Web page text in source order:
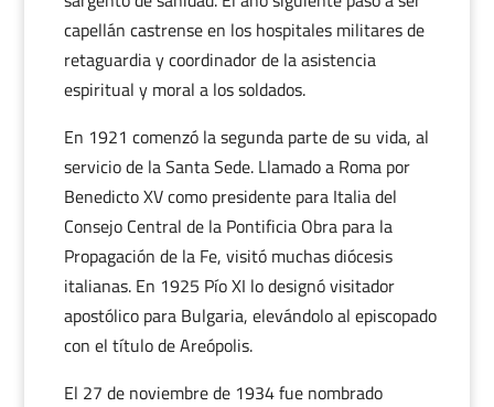
capellán castrense en los hospitales militares de
retaguardia y coordinador de la asistencia
espiritual y moral a los soldados.
En 1921 comenzó la segunda parte de su vida, al
servicio de la Santa Sede. Llamado a Roma por
Benedicto XV como presidente para Italia del
Consejo Central de la Pontificia Obra para la
Propagación de la Fe, visitó muchas diócesis
italianas. En 1925 Pío XI lo designó visitador
apostólico para Bulgaria, elevándolo al episcopado
con el título de Areópolis.
El 27 de noviembre de 1934 fue nombrado